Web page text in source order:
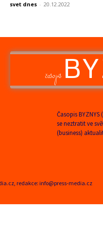
svet dnes - 20.12.2022
časopis
Časopis
se neztratit ve
(business)
redakce: info@press-media.cz